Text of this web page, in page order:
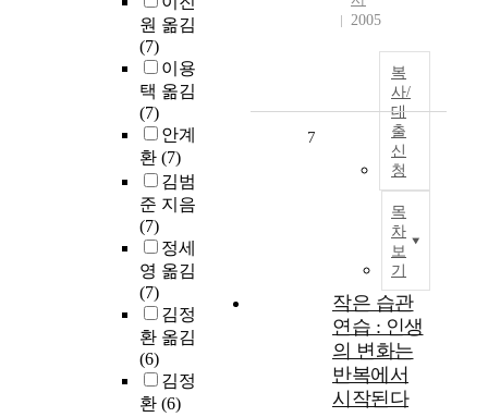
원 옮김
(7)
이용
택 옮김
(7)
안계
환 (7)
김범
준 지음
(7)
정세
영 옮김
(7)
김정
환 옮김
(6)
김정
환 (6)
2005
복
사/
대
출
신
청
목
차
보
기
7
작은 습관
연습 : 인생
의 변화는
반복에서
시작된다